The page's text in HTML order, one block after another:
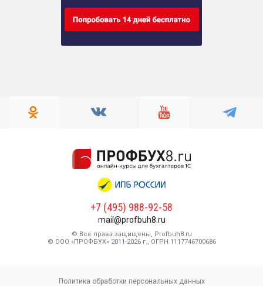
+7 (495) 988-92-58
mail@profbuh8.ru
© Все права защищены, Profbuh8.ru
© ООО «ПРОФБУХ» 2011-2026 г., ОГРН 1117746700686
Политика обработки персональных данных